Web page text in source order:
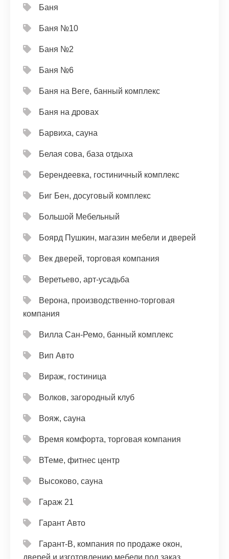
Баня
Баня №10
Баня №2
Баня №6
Баня на Веге, банный комплекс
Баня на дровах
Барвиха, сауна
Белая сова, база отдыха
Берендеевка, гостиничный комплекс
Биг Бен, досуговый комплекс
Большой Мебельный
Боярд Пушкин, магазин мебели и дверей
Век дверей, торговая компания
Веретьево, арт-усадьба
Верона, производственно-торговая
компания
Вилла Сан-Ремо, банный комплекс
Вип Авто
Вираж, гостиница
Волков, загородный клуб
Вояж, сауна
Время комфорта, торговая компания
ВТеме, фитнес центр
Высоково, сауна
Гараж 21
Гарант Авто
Гарант-В, компания по продаже окон,
дверей и изготовлению мебели под заказ